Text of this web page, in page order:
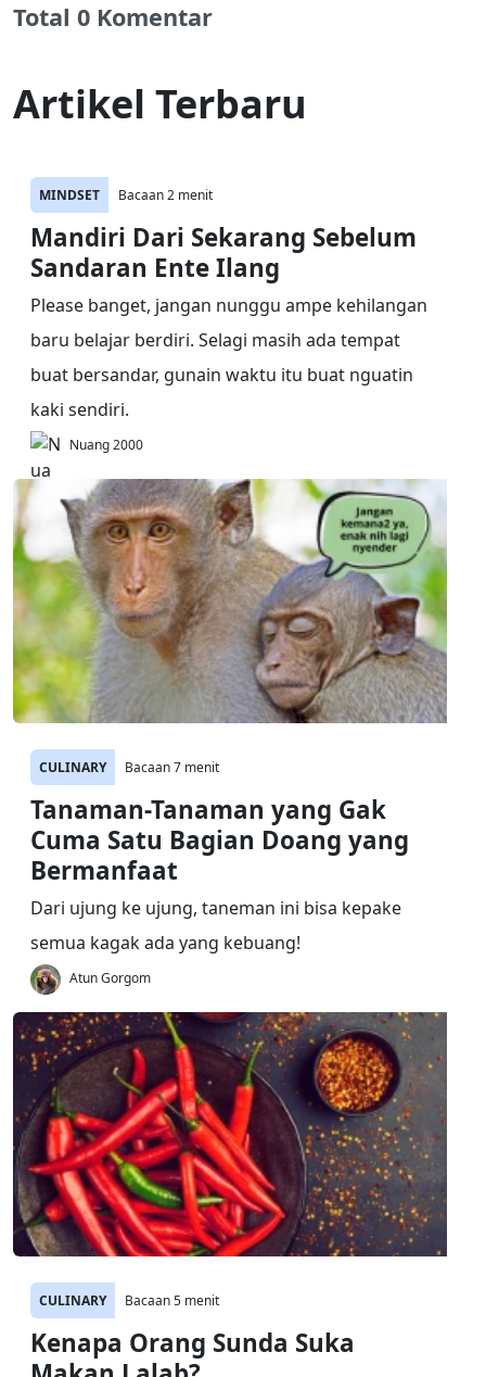
Total 0 Komentar
Artikel Terbaru
MINDSET Bacaan 2 menit
Mandiri Dari Sekarang Sebelum
Sandaran Ente Ilang
Please banget, jangan nunggu ampe kehilangan
baru belajar berdiri. Selagi masih ada tempat
buat bersandar, gunain waktu itu buat nguatin
kaki sendiri.
Nuang 2000
CULINARY Bacaan 7 menit
Tanaman-Tanaman yang Gak
Cuma Satu Bagian Doang yang
Bermanfaat
Dari ujung ke ujung, taneman ini bisa kepake
semua kagak ada yang kebuang!
Atun Gorgom
CULINARY Bacaan 5 menit
Kenapa Orang Sunda Suka